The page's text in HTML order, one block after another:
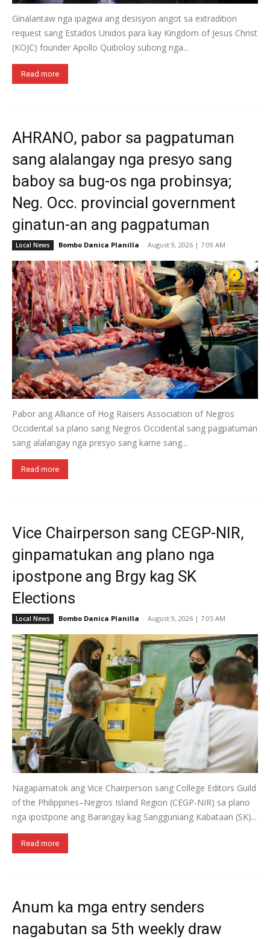
Ginalantaw nga ipagwa ang desisyon angot sa extradition
request sang Estados Unidos para kay Kingdom of Jesus Christ
(KOJC) founder Apollo Quiboloy subong nga...
Read more
AHRANO, pabor sa pagpatuman
sang alalangay nga presyo sang
baboy sa bug-os nga probinsya;
Neg. Occ. provincial government
ginatun-an ang pagpatuman
Local News Bombo Danica Planilla - August 9, 2026 | 7:09 AM
Pabor ang Alliance of Hog Raisers Association of Negros
Occidental sa plano sang Negros Occidental sang pagpatuman
sang alalangay nga presyo sang karne sang...
Read more
Vice Chairperson sang CEGP-NIR,
ginpamatukan ang plano nga
ipostpone ang Brgy kag SK
Elections
Local News Bombo Danica Planilla - August 9, 2026 | 7:05 AM
Nagapamatok ang Vice Chairperson sang College Editors Guild
of the Philippines–Negros Island Region (CEGP-NIR) sa plano
nga ipostpone ang Barangay kag Sangguniang Kabataan (SK)...
Read more
Anum ka mga entry senders
nagabutan sa 5th weekly draw